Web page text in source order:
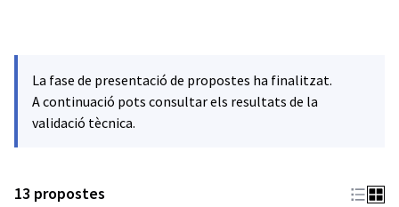
La fase de presentació de propostes ha finalitzat.
A continuació pots consultar els resultats de la
validació tècnica.
13 propostes